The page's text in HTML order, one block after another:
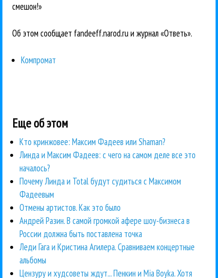
смешон!»
Об этом сообщает fandeeff.narod.ru и журнал «Ответь».
Компромат
Еще об этом
Кто кринжовее: Максим Фадеев или Shaman?
Линда и Максим Фадеев: с чего на самом деле все это
началось?
Почему Линда и Total будут судиться с Максимом
Фадеевым
Отмены артистов. Как это было
Андрей Разин. В самой громкой афере шоу-бизнеса в
России должна быть поставлена точка
Леди Гага и Кристина Агилера. Сравниваем концертные
альбомы
Цензуру и худсоветы ждут... Пенкин и Mia Boyka. Хотя